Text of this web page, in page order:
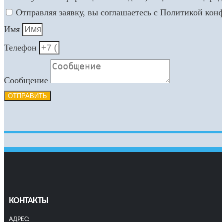
Отправляя заявку, вы соглашаетесь с Политикой
Имя
Телефон
Сообщение
ОТПРАВИТЬ
КОНТАКТЫ
АДРЕС: